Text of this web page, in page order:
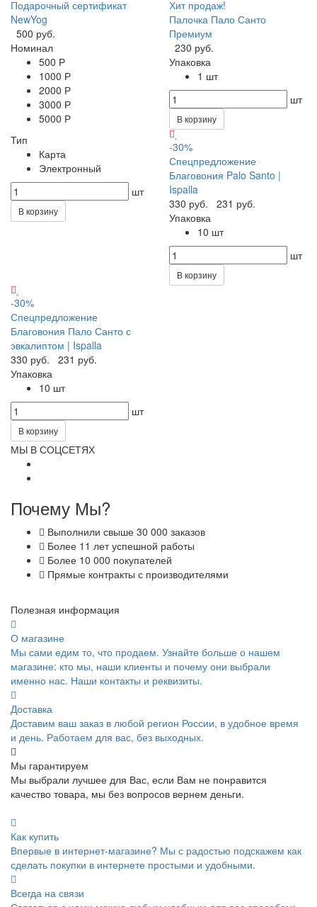
Подарочный сертификат
NewYog
500 руб.
Номинал
500 Р
1000 Р
2000 Р
3000 Р
5000 Р
Тип
Карта
Электронный
шт
В корзину
Хит продаж!
Палочка Пало Санто
Премиум
230 руб.
Упаковка
1 шт
шт
В корзину
-30%
Спецпредложение
Благовония Palo Santo |
Ispalla
330 руб.
231 руб.
Упаковка
10 шт
шт
В корзину
-30%
Спецпредложение
Благовония Пало Санто с
эвкалиптом | Ispalla
330 руб.
231 руб.
Упаковка
10 шт
шт
В корзину
МЫ В СОЦСЕТЯХ
Почему Мы?
Выполнили свыше 30 000 заказов
Более 11 лет успешной работы
Более 10 000 покупателей
Прямые контракты с производителями
Полезная информация
О магазине
Мы сами едим то, что продаем. Узнайте больше о нашем
магазине: кто мы, наши клиенты и почему они выбрали
именно нас. Наши контакты и реквизиты.
Доставка
Доставим ваш заказ в любой регион России, в удобное время
и день. Работаем для вас, без выходных.
Мы гарантируем
Мы выбрали лучшее для Вас, если Вам не понравится
качество товара, мы без вопросов вернем деньги.
Как купить
Впервые в интернет-магазине? Мы с радостью подскажем как
сделать покупки в интернете простыми и удобными.
Всегда на связи